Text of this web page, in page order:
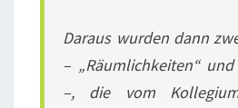
Daraus wurden dann
– „Räumlichkeiten“
–, die vom